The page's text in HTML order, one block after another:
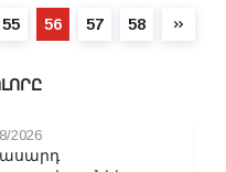
55 56 57 58
2026